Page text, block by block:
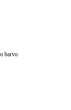
barvo